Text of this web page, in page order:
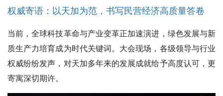
权威寄语：以天加为范，书写民营经济高质量答卷
当前，全球科技革命与产业变革正加速演进，绿色发展与新
质生产力培育成为时代关键词。大会现场，各级领导与行业
权威纷纷发声，对天加多年来的发展成就给予高度认可，更
寄寓深切期许。